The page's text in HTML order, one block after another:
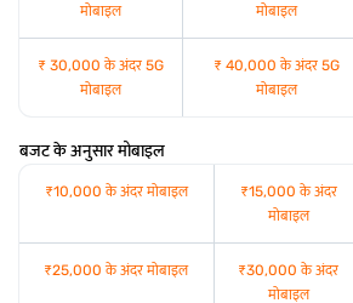
मोबाइल
मोबाइल
₹ 30,000 के अंदर 5G
मोबाइल
₹ 40,000 के अंदर 5G
मोबाइल
बजट के अनुसार मोबाइल
₹10,000 के अंदर मोबाइल
₹15,000 के अंदर
मोबाइल
₹25,000 के अंदर मोबाइल
₹30,000 के अंदर
मोबाइल